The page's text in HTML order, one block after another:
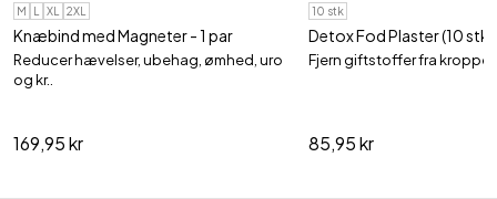
M L XL 2XL
Knæbind med Magneter - 1 par
Reducer hævelser, ubehag, ømhed, uro
og kr..
169,95 kr
10 stk
Detox Fod Plaster (10 stk
Fjern giftstoffer fra kroppen
85,95 kr